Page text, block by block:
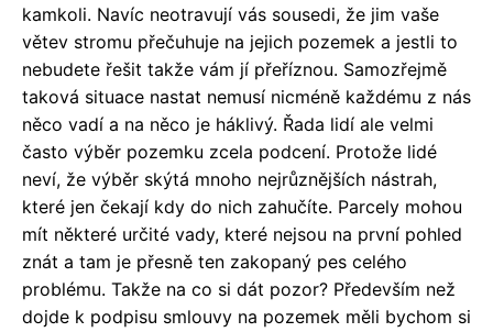
kamkoli. Navíc neotravují vás sousedi, že jim vaše
větev stromu přečuhuje na jejich pozemek a jestli to
nebudete řešit takže vám jí přeříznou. Samozřejmě
taková situace nastat nemusí nicméně každému z nás
něco vadí a na něco je háklivý. Řada lidí ale velmi
často výběr pozemku zcela podcení. Protože lidé
neví, že výběr skýtá mnoho nejrůznějších nástrah,
které jen čekají kdy do nich zahučíte. Parcely mohou
mít některé určité vady, které nejsou na první pohled
znát a tam je přesně ten zakopaný pes celého
problému. Takže na co si dát pozor? Především než
dojde k podpisu smlouvy na pozemek měli bychom si